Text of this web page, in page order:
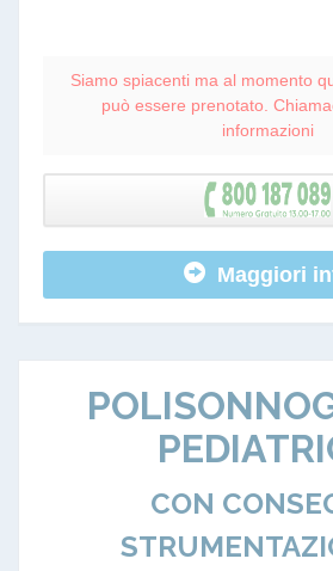
Siamo spiacenti ma al momento
può essere prenotato.
informazioni
Maggiori
CON